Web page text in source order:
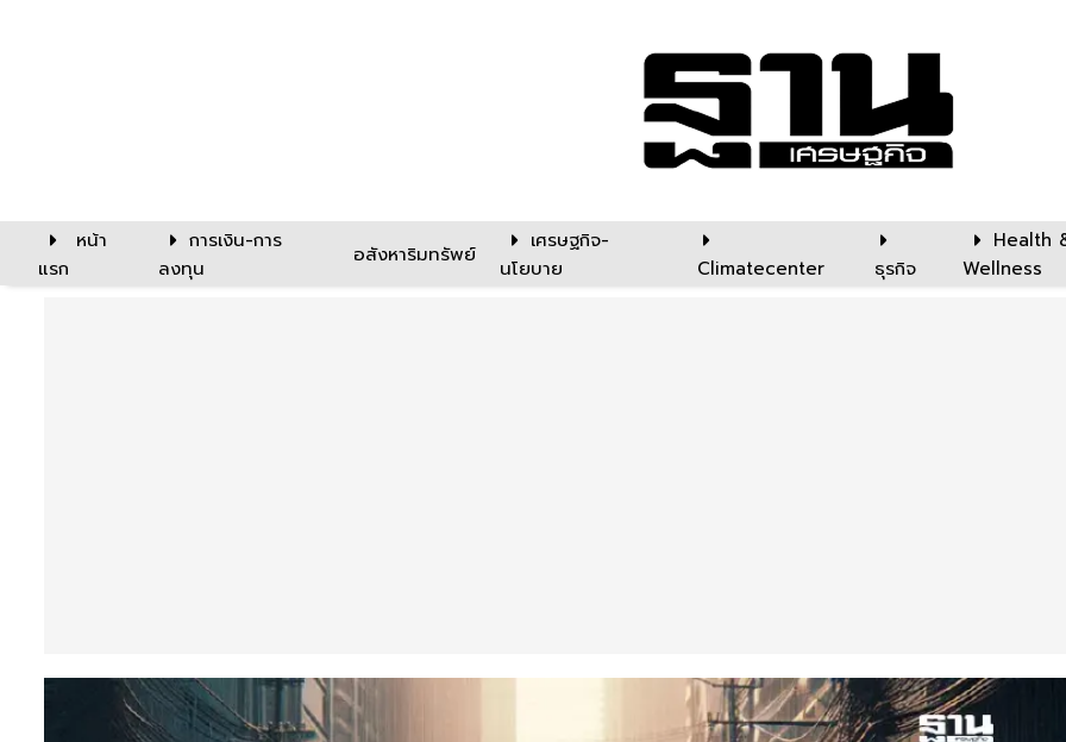
หน้า
แรก
การเงิน-การ
ลงทุน
อสังหาริมทรัพย์
เศรษฐกิจ-
นโยบาย
Climatecenter ธุรกิจ
Health
Wellness